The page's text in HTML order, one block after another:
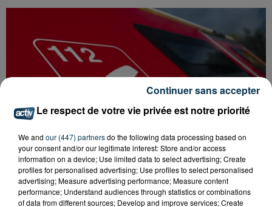
Le respect de votre vie privée est notre priorité
We and our (447) partnersdo the following data processing based on
your consent and/or our legitimate interest: Store and/or access
information on a device; Use limited data to select advertising; Create
profiles for personalised advertising; Use profiles to select personalised
advertising; Measure advertising performance; Measure content
performance; Understand audiences through statistics or combinations
of data from different sources; Develop and improve services; Create
Continuer sans accepter